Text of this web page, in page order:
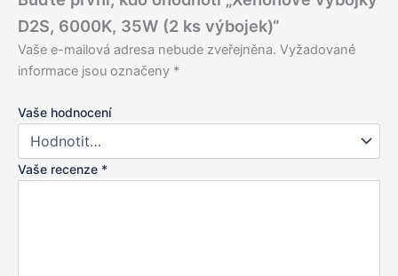
D2S, 6000K, 35W (2 ks výbojek)“
Vaše e-mailová adresa nebude zveřejněna. Vyžadované
informace jsou označeny *
Vaše hodnocení
Vaše recenze *